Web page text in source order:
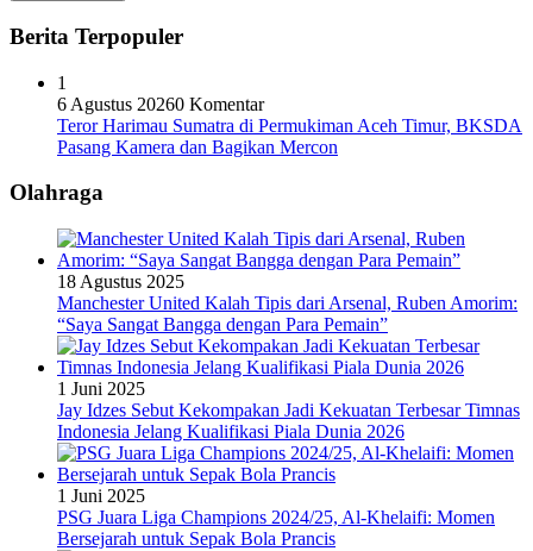
Berita Terpopuler
1
6 Agustus 20260 Komentar
Teror Harimau Sumatra di Permukiman Aceh Timur, BKSDA
Pasang Kamera dan Bagikan Mercon
Olahraga
18 Agustus 2025
Manchester United Kalah Tipis dari Arsenal, Ruben Amorim:
“Saya Sangat Bangga dengan Para Pemain”
1 Juni 2025
Jay Idzes Sebut Kekompakan Jadi Kekuatan Terbesar Timnas
Indonesia Jelang Kualifikasi Piala Dunia 2026
1 Juni 2025
PSG Juara Liga Champions 2024/25, Al-Khelaifi: Momen
Bersejarah untuk Sepak Bola Prancis